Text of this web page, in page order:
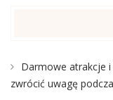
Darmowe atrakcje
zwrócić uwagę